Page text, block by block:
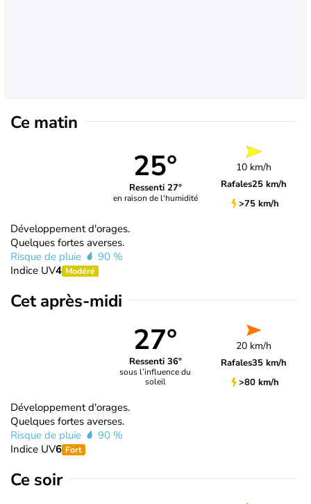
Ce matin
25°
Ressenti 27°
en raison de l'humidité
10 km/h
Rafales25 km/h
>75 km/h
Développement d'orages.
Quelques fortes averses.
Risque de pluie
90 %
Indice UV4 Modéré
Cet après-midi
27°
Ressenti 36°
sous l’influence du
soleil
20 km/h
Rafales35 km/h
>80 km/h
Développement d'orages.
Quelques fortes averses.
Risque de pluie
90 %
Indice UV6 Fort
Ce soir